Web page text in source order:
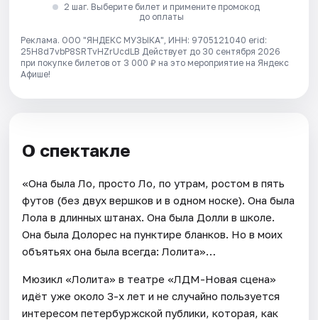
2 шаг. Выберите билет и примените промокод
до оплаты
Реклама. ООО "ЯНДЕКС МУЗЫКА", ИНН: 9705121040 erid:
25H8d7vbP8SRTvHZrUcdLB Действует до 30 сентября 2026
при покупке билетов от 3 000 ₽ на это мероприятие на Яндекс
Афише!
О спектакле
«Она была Ло, просто Ло, по утрам, ростом в пять
футов (без двух вершков и в одном носке). Она была
Лола в длинных штанах. Она была Долли в школе.
Она была Долорес на пунктире бланков. Но в моих
объятьях она была всегда: Лолита»…
Мюзикл «Лолита» в театре «ЛДМ-Новая сцена»
идёт уже около 3-х лет и не случайно пользуется
интересом петербуржской публики, которая, как